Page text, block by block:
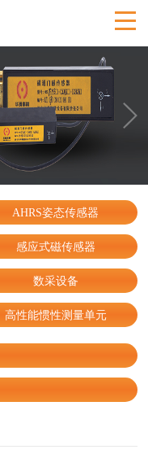
AHRS姿态传感器
感应式磁传感器
数采设备
高性能惯性测量单元